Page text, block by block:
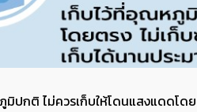
ปกติ ไม่ควรเก็บให้โดนแสงแดดโด